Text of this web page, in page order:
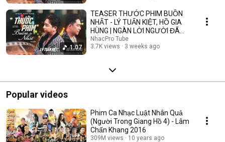
1:07
TEASER THƯỚC PHIM BUỒN
NHẤT - LÝ TUẤN KIỆT, HỒ GIA
HÙNG | NGÀN LỜI NGƯỜI ĐÃ
NÓI KHÔNG SAI ....
NhacPro Tube
3.7K views
3 weeks ago
Popular videos
Phim Ca Nhạc Luật Nhân Quả
(Người Trong Giang Hồ 4) - Lâm
Chấn Khang 2016
309M views 10 years ago